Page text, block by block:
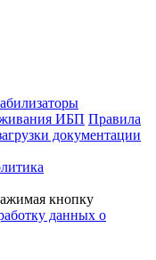
ИБП Правила
документации
кнопку
данных о